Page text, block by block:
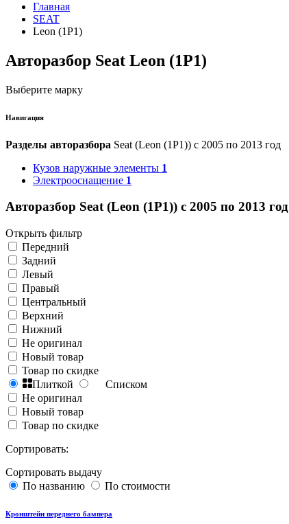
Главная
SEAT
Leon (1P1)
Авторазбор Seat Leon (1P1)
Выберите марку
Навигация
Разделы авторазбора Seat (Leon (1P1)) с 2005 по 2013 год
Кузов наружные элементы 1
Электрооснащение 1
Авторазбор Seat (Leon (1P1)) с 2005 по 2013 год
Открыть фильтр
Передний
Задний
Левый
Правый
Центральный
Верхний
Нижний
Не оригинал
Новый товар
Товар по скидке
Плиткой
Списком
Не оригинал
Новый товар
Товар по скидке
Сортировать:
Сортировать выдачу
По названию
По стоимости
Кронштейн переднего бампера